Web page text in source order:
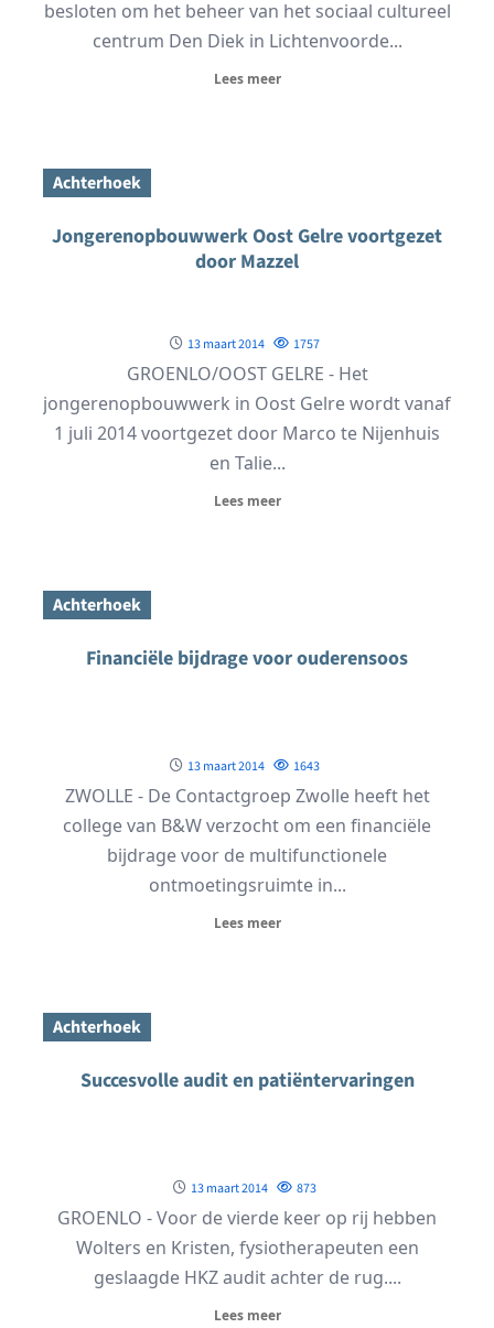
besloten om het beheer van het sociaal cultureel
centrum Den Diek in Lichtenvoorde...
Lees meer
Achterhoek
Jongerenopbouwwerk Oost Gelre voortgezet
door Mazzel
13 maart 2014 1757
GROENLO/OOST GELRE - Het
jongerenopbouwwerk in Oost Gelre wordt vanaf
1 juli 2014 voortgezet door Marco te Nijenhuis
en Talie...
Lees meer
Achterhoek
Financiële bijdrage voor ouderensoos
13 maart 2014 1643
ZWOLLE - De Contactgroep Zwolle heeft het
college van B&W verzocht om een financiële
bijdrage voor de multifunctionele
ontmoetingsruimte in...
Lees meer
Achterhoek
Succesvolle audit en patiëntervaringen
13 maart 2014 873
GROENLO - Voor de vierde keer op rij hebben
Wolters en Kristen, fysiotherapeuten een
geslaagde HKZ audit achter de rug....
Lees meer